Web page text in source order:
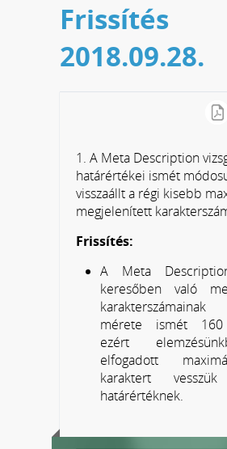
Frissítés
2018.09.28.
1. A Meta Description
határértékei ismét
visszaállt a régi kisebb
megjelenített
Frissítés:
A Meta
keresőben való
karakterszámainak
mérete ismét 160
ezért
elfogadott
karaktert
határértéknek.